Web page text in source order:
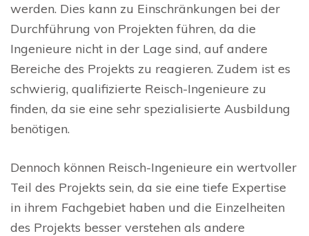
werden. Dies kann zu Einschränkungen bei der
Durchführung von Projekten führen, da die
Ingenieure nicht in der Lage sind, auf andere
Bereiche des Projekts zu reagieren. Zudem ist es
schwierig, qualifizierte Reisch-Ingenieure zu
finden, da sie eine sehr spezialisierte Ausbildung
benötigen.
Dennoch können Reisch-Ingenieure ein wertvoller
Teil des Projekts sein, da sie eine tiefe Expertise
in ihrem Fachgebiet haben und die Einzelheiten
des Projekts besser verstehen als andere